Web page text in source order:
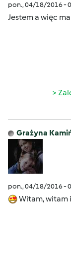
pon., 04/18/2016 -
Jestem a więc
Grażyna
pon., 04/18/2016 -
Witam, witam